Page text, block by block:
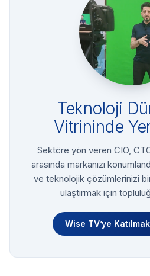
Teknoloji
Vitrininde
Sektöre yön veren CIO,
arasında markanızı
ve teknolojik çözümlerinizi
ulaştırmak için
Wise TV’ye